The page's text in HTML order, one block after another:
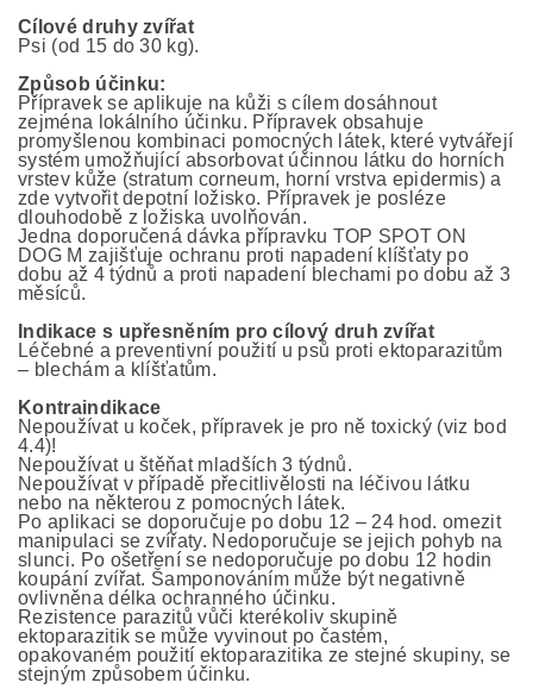
Cílové druhy zvířat
Psi (od 15 do 30 kg).
Způsob účinku:
Přípravek se aplikuje na kůži s cílem dosáhnout
zejména lokálního účinku. Přípravek obsahuje
promyšlenou kombinaci pomocných látek, které vytvářejí
systém umožňující absorbovat účinnou látku do horních
vrstev kůže (stratum corneum, horní vrstva epidermis) a
zde vytvořit depotní ložisko. Přípravek je posléze
dlouhodobě z ložiska uvolňován.
Jedna doporučená dávka přípravku TOP SPOT ON
DOG M zajišťuje ochranu proti napadení klíšťaty po
dobu až 4 týdnů a proti napadení blechami po dobu až 3
měsíců.
Indikace s upřesněním pro cílový druh zvířat
Léčebné a preventivní použití u psů proti ektoparazitům
– blechám a klíšťatům.
Kontraindikace
Nepoužívat u koček, přípravek je pro ně toxický (viz bod
4.4)!
Nepoužívat u štěňat mladších 3 týdnů.
Nepoužívat v případě přecitlivělosti na léčivou látku
nebo na některou z pomocných látek.
Po aplikaci se doporučuje po dobu 12 – 24 hod. omezit
manipulaci se zvířaty. Nedoporučuje se jejich pohyb na
slunci. Po ošetření se nedoporučuje po dobu 12 hodin
koupání zvířat. Šamponováním může být negativně
ovlivněna délka ochranného účinku.
Rezistence parazitů vůči kterékoliv skupině
ektoparazitik se může vyvinout po častém,
opakovaném použití ektoparazitika ze stejné skupiny, se
stejným způsobem účinku.